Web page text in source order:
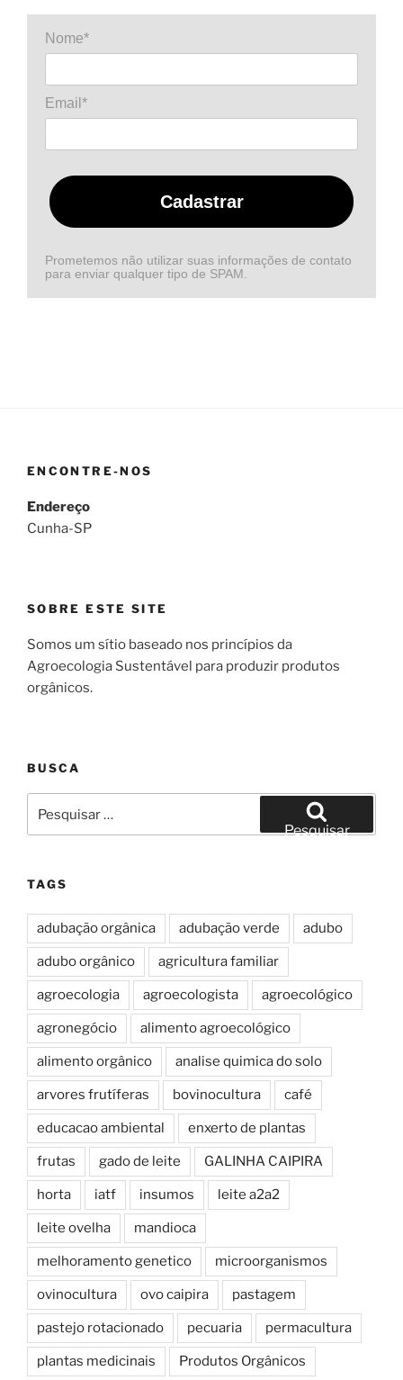
Nome*
Email*
Cadastrar
Prometemos não utilizar suas informações de contato
para enviar qualquer tipo de SPAM.
ENCONTRE-NOS
Endereço
Cunha-SP
SOBRE ESTE SITE
Somos um sítio baseado nos princípios da
Agroecologia Sustentável para produzir produtos
orgânicos.
BUSCA
por:
Pesquisar
TAGS
adubação orgânica adubação verde adubo
adubo orgânico agricultura familiar
agroecologia agroecologista agroecológico
agronegócio alimento agroecológico
alimento orgânico analise quimica do solo
arvores frutíferas bovinocultura café
educacao ambiental enxerto de plantas
frutas gado de leite GALINHA CAIPIRA
horta iatf insumos leite a2a2
leite ovelha mandioca
melhoramento genetico microorganismos
ovinocultura ovo caipira pastagem
pastejo rotacionado pecuaria permacultura
plantas medicinais Produtos Orgânicos